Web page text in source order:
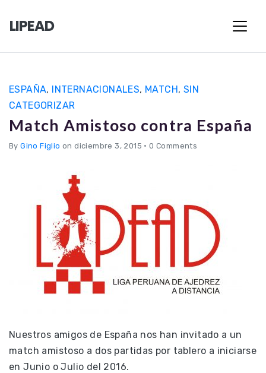
LIPEAD
ESPAÑA, INTERNACIONALES, MATCH, SIN
CATEGORIZAR
Match Amistoso contra España
ByGino Figlio on diciembre 3, 2015 • 0 Comments
Nuestros amigos de España nos han invitado a un
match amistoso a dos partidas por tablero a iniciarse
en Junio o Julio del 2016.